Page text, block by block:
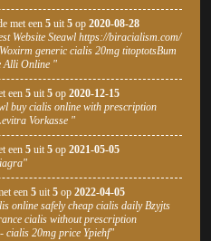
met een 5uit 5op 2020-08-28
Website Steawl https://biracialism.com/
generic cialis 20mg titoptotsBum
Alli Online "
een 5uit 5op 2020-12-15
buy cialis online with prescription
Vorkasse "
een 5uit 5op 2021-05-05
een 5 uit 5 op 2022-04-05
online safely cheap cialis daily Bzyjts
cialis without prescription
cialis 20mg price Ypiehf"